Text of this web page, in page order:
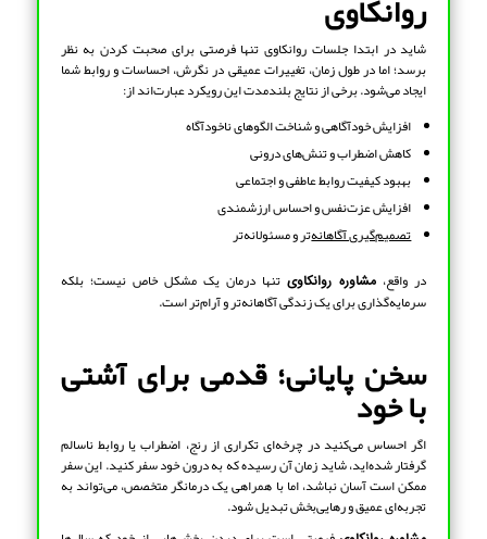
روانکاوی
شاید در ابتدا جلسات روانکاوی تنها فرصتی برای صحبت کردن به نظر
برسد؛ اما در طول زمان، تغییرات عمیقی در نگرش، احساسات و روابط شما
ایجاد می‌شود. برخی از نتایج بلندمدت این رویکرد عبارت‌اند از:
افزایش خودآگاهی و شناخت الگوهای ناخودآگاه
کاهش اضطراب و تنش‌های درونی
بهبود کیفیت روابط عاطفی و اجتماعی
افزایش عزت‌نفس و احساس ارزشمندی
تصمیم‌گیری آگاهانه‌تر و مسئولانه‌تر
در واقع، مشاوره روانکاویتنها درمان یک مشکل خاص نیست؛ بلکه
سرمایه‌گذاری برای یک زندگی آگاهانه‌تر و آرام‌تر است.
سخن پایانی؛ قدمی برای آشتی
با خود
اگر احساس می‌کنید در چرخه‌ای تکراری از رنج، اضطراب یا روابط ناسالم
گرفتار شده‌اید، شاید زمان آن رسیده که به درون خود سفر کنید. این سفر
ممکن است آسان نباشد، اما با همراهی یک درمانگر متخصص، می‌تواند به
تجربه‌ای عمیق و رهایی‌بخش تبدیل شود.